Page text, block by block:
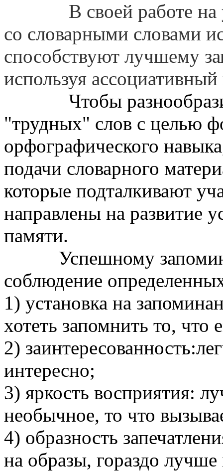
В своей работе на
со словарными словами
способствуют лучшему
используя
Чтобы
"трудных" слов с целью
орфографического
подачи словарного
которые подталкивают
направлены на развитие
памяти.
Успешному
соблюдение
1) установка на
хотеть запомнить то, что
2)
интересно;
3) яркость восприятия:
необычное, то что
4) образность
на образы, гораздо